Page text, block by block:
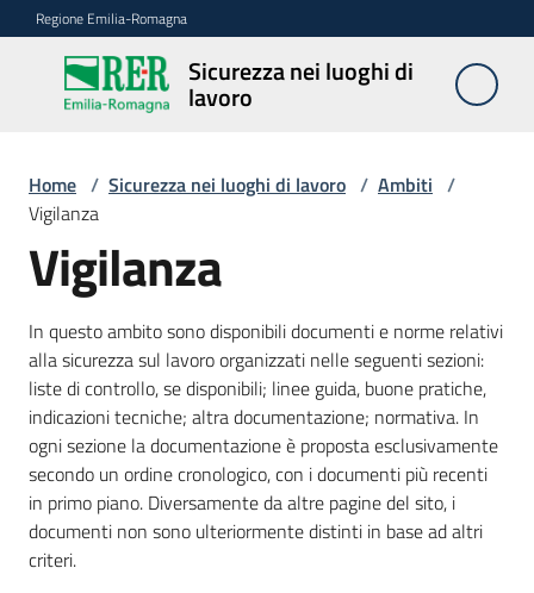
Vai al contenuto
Vai alla navigazione
Vai al footer
Regione Emilia-Romagna
Sicurezza nei luoghi di
lavoro
Sicurezza
nei
lavoro
Notizie
Sicurezza
nelle
costruzioni
Coordinamento
prevenzione
e
vigilanza
Home / Sicurezza nei luoghi di lavoro / Ambiti /
Vigilanza
Vigilanza
In questo ambito sono disponibili documenti e norme relativi
alla sicurezza sul lavoro organizzati nelle seguenti sezioni:
liste di controllo, se disponibili; linee guida, buone pratiche,
indicazioni tecniche; altra documentazione; normativa. In
ogni sezione la documentazione è proposta esclusivamente
secondo un ordine cronologico, con i documenti più recenti
in primo piano. Diversamente da altre pagine del sito, i
documenti non sono ulteriormente distinti in base ad altri
criteri.